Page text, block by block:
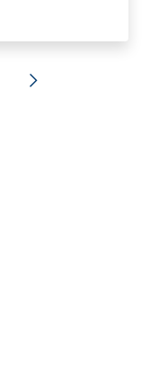
Successiva »